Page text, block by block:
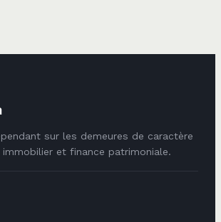
sur les demeures de caractère
et finance patrimoniale.